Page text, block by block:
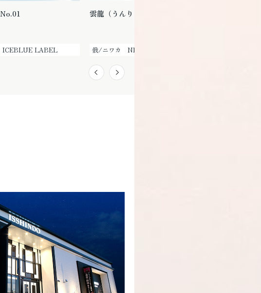
No.01
ICEBLUE LABEL
雲龍（うんりゅう）
俄/ニワカ NIWAKA